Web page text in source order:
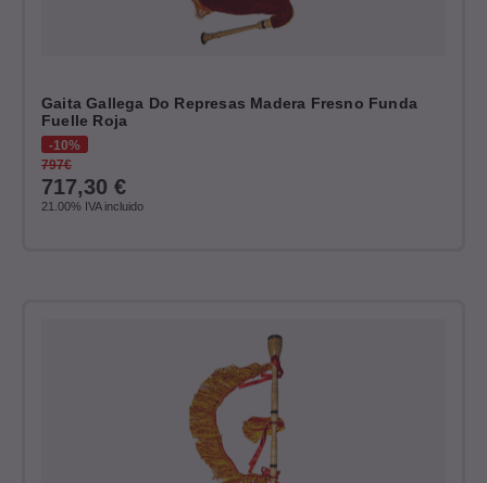
Gaita Gallega Do Represas Madera Fresno Funda
Fuelle Roja
10%
797€
717,30 €
21.00% IVA incluido